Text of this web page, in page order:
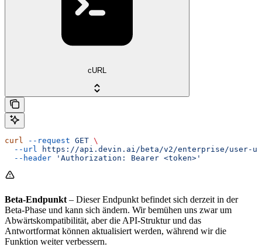
cURL
curl --request GET \
  --url
https://api.devin.ai/beta/v2/enterprise/user-
  --header
'Authorization: Bearer <token>'
Beta-Endpunkt – Dieser Endpunkt befindet sich derzeit in der
Beta-Phase und kann sich ändern. Wir bemühen uns zwar um
Abwärtskompatibilität, aber die API-Struktur und das
Antwortformat können aktualisiert werden, während wir die
Funktion weiter verbessern.